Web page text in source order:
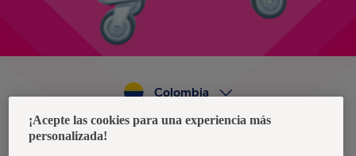
Política de privacidad de datos
Colombia
¡Acepte las cookies para una experiencia más
personalizada!